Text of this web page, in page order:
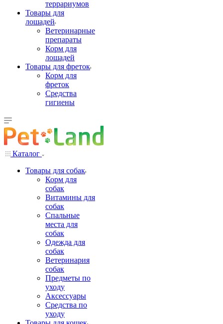
террариумов
Товары для
лошадей
Ветеринарные
препараты
Корм для
лошадей
Товары для фреток
Корм для
фреток
Средства
гигиены
Каталог
Товары для собак
Корм для
собак
Витамины для
собак
Спальные
места для
собак
Одежда для
собак
Ветеринария
собак
Предметы по
уходу
Аксессуары
Средства по
уходу